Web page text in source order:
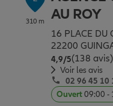
Investissements
Transmission
Changer de voiture
Départ à la retraite
Assurance auto
Assurance habitation
Professionnels
Allianz en France
310 m
AU ROY
16 PLACE DU
22200
4,9/5Note de 4.9 sur 5
(138 avis)
Voir les avis
02 96 45 10
Ouvert09:00 -